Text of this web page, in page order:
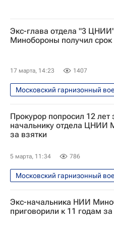
Экс-глава отдела "3
Минобороны получил срок
17 марта, 14:23 1407
Московский гарнизонный
Происшествия
Россия
Следственный комитет
Прокурор попросил 12 лет
начальнику отдела ЦНИИ
за взятки
5 марта, 11:34 786
Московский гарнизонный
Происшествия
Россия
Экс-начальника НИИ
приговорили к 11 годам за